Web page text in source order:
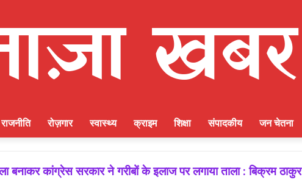
राजनीति रोज़गार स्वास्थ्य क्राइम शिक्षा संपादकीय जन चेतना
बनाकर कांग्रेस सरकार ने गरीबों के इलाज पर लगाया ताला : बिक्रम ठाकुर